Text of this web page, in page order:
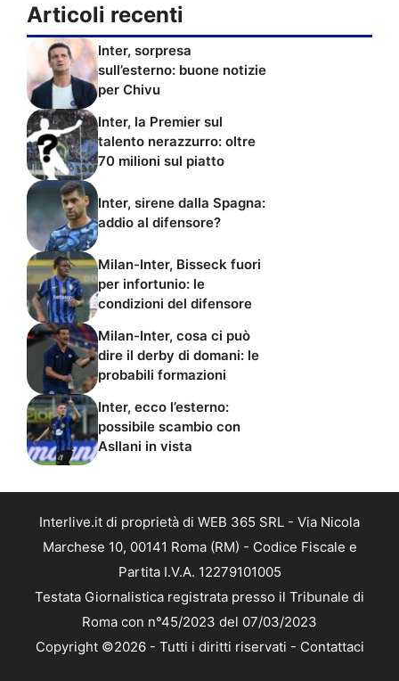
Articoli recenti
Inter, sorpresa
sull’esterno: buone notizie
per Chivu
Inter, la Premier sul
talento nerazzurro: oltre
70 milioni sul piatto
Inter, sirene dalla Spagna:
addio al difensore?
Milan-Inter, Bisseck fuori
per infortunio: le
condizioni del difensore
Milan-Inter, cosa ci può
dire il derby di domani: le
probabili formazioni
Inter, ecco l’esterno:
possibile scambio con
Asllani in vista
Interlive.it di proprietà di WEB 365 SRL - Via Nicola
Marchese 10, 00141 Roma (RM) - Codice Fiscale e
Partita I.V.A. 12279101005
Testata Giornalistica registrata presso il Tribunale di
Roma con n°45/2023 del 07/03/2023
Copyright ©2026 - Tutti i diritti riservati - Contattaci